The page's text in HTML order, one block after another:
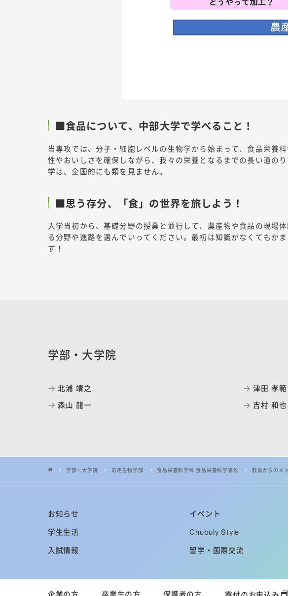
■食品について、中部大学で学べること！
当専攻では、分子・細胞レベルの生物学から始まって、食品栄養
性やおいしさを確保しながら、我々の栄養となるまでの長い道の
学は、全国的にも類を見ません。
■思う存分、「食」の世界を旅しよう！
入学当初から、基礎分野の授業と並行して、農産物や食品の現場
る分野や進路を選んでいってください。最初は知識がなくてもか
す！
学部・大学院
北浦 靖之 津田 孝範
森山 龍一
吉村 和也
学部・大学院 応用生物学部 食品栄養科学科 食品栄養科学専攻 教員からのメ
お知らせ イベント
学生生活 Chubuly Style
入試情報 留学・国際交流